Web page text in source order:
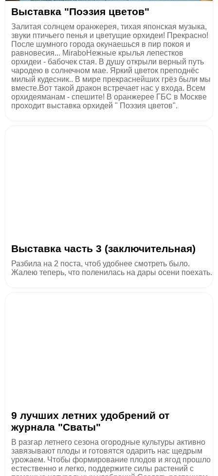
Выставка "Поэзия цветов"
Залитая солнцем оранжерея, тихая японская музыка,
звуки птичьего пенья и цветущие орхидеи! Прекрасно!
После шумного города окунаешься в пир покоя и
равновесия... MiraboНежные крылья лепестков
орхидеи - бабочек стая. В душу открыли верный путь
чародею в солнечном мае. Яркий цветок преподнёс
милый кудесник.. В мире прекраснейших грёз были мы
вместе.Вот такой дракон встречает нас у входа. Всем
орхидеяманам - спешите! В оранжерее ГБС в Москве
проходит выставка орхидей " Поэзия цветов".
Выставка часть 3 (заключительная)
Разбила на 2 поста, чтоб удобнее смотреть было.
Жалею теперь, что поленилась на дары осени поехать.
9 лучших летних удобрений от
журнала "Сваты"
В разгар летнего сезона огородные культуры активно
завязывают плоды и готовятся одарить нас щедрым
урожаем. Чтобы формирование плодов и ягод прошло
естественно и легко, поддержите силы растений с